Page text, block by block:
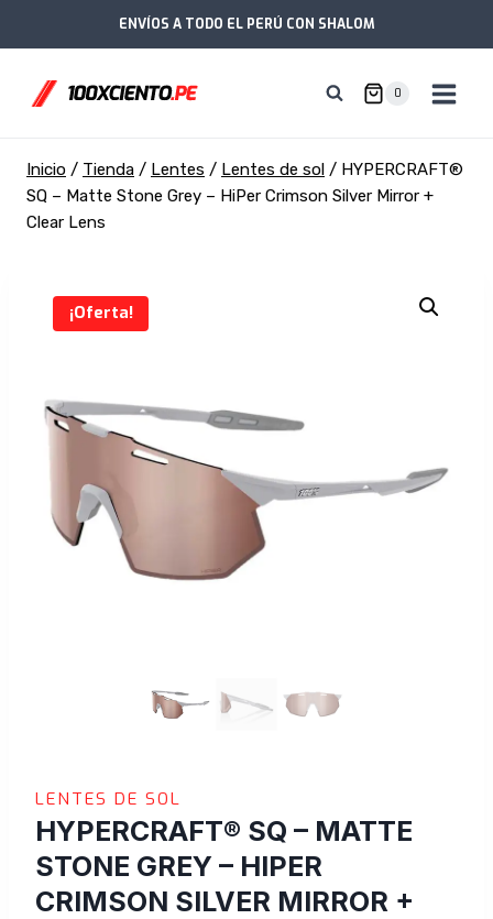
al
ENVÍOS A TODO EL PERÚ CON SHALOM
0
Inicio / Tienda / Lentes / Lentes de sol / HYPERCRAFT®
SQ – Matte Stone Grey – HiPer Crimson Silver Mirror +
Clear Lens
¡Oferta!
LENTES DE SOL
HYPERCRAFT® SQ – MATTE
STONE GREY – HIPER
CRIMSON SILVER MIRROR +